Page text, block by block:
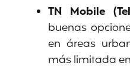
TN Mobile
buenas
en áreas
más limitada